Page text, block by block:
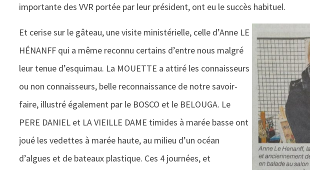
importante des VVR portée par leur président, ont eu le succès habituel.
Et cerise sur le gâteau, une visite ministérielle, celle d’Anne LE
HÉNANFF qui a même reconnu certains d’entre nous malgré
leur tenue d’esquimau. La MOUETTE a attiré les connaisseurs
ou non connaisseurs, belle reconnaissance de notre savoir-
faire, illustré également par le BOSCO et le BELOUGA. Le
PERE DANIEL et LA VIEILLE DAME timides à marée basse ont
joué les vedettes à marée haute, au milieu d’un océan
d’algues et de bateaux plastique. Ces 4 journées, et